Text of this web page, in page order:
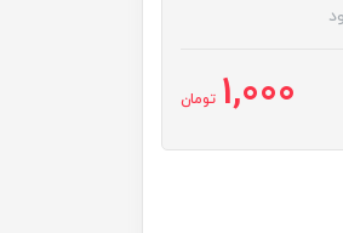
1,000 تومان